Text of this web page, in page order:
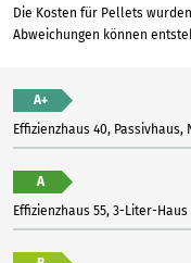
Die Kosten für Pellets
Abweichungen können
A+
Effizienzhaus 40,
A
Effizienzhaus 55, 3-Liter-Haus